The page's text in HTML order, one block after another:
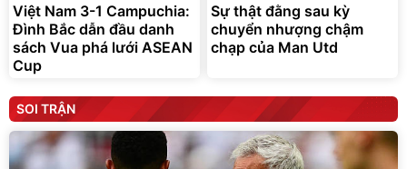
Việt Nam 3-1 Campuchia:
Đình Bắc dẫn đầu danh
sách Vua phá lưới ASEAN
Cup
Sự thật đằng sau kỳ
chuyển nhượng chậm
chạp của Man Utd
SOI TRẬN